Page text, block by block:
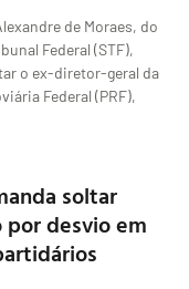
de Moraes, do
Federal (STF),
o ex-diretor-geral da
Federal (PRF),
soltar
desvio em